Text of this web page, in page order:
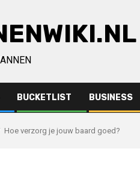
BUCKETLIST BUSINESS
Hoe verzorg je jouw baard goed?